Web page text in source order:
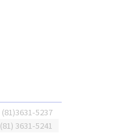
(81)3631-5237
(81) 3631-5241